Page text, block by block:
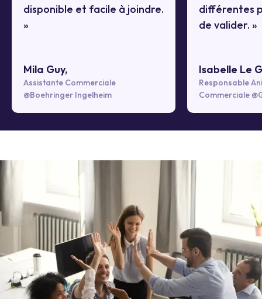
disponible et facile à joindre.
»
Mila Guy,
Assistante Commerciale
@Boehringer Ingelheim
différentes
de valider. »
Isabelle Le
Responsable
Commerciale